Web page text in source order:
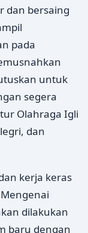
dan bersaing
pada
untuk
segera
Olahraga Igli
dan
kerja keras
dilakukan
baru dengan